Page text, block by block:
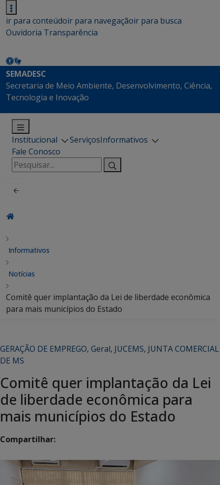
ir para conteúdoir para navegaçãoir para busca
Ouvidoria Transparência
SEMADESC
Secretaria de Meio Ambiente, Desenvolvimento, Ciência,
Tecnologia e Inovação
Institucional ServiçosInformativos
Fale Conosco
Pesquisar
por:
Informativos
Notícias
Comitê quer implantação da Lei de liberdade econômica
para mais municípios do Estado
GERAÇÃO DE EMPREGO, Geral, JUCEMS, JUNTA COMERCIAL
DE MS
Comitê quer implantação da Lei
de liberdade econômica para
mais municípios do Estado
Compartilhar: